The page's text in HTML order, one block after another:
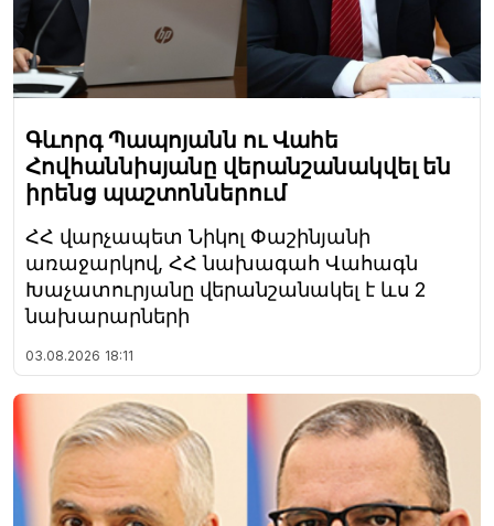
Գևորգ Պապոյանն ու Վահե
Հովհաննիսյանը վերանշանակվել են
իրենց պաշտոններում
ՀՀ վարչապետ Նիկոլ Փաշինյանի
առաջարկով, ՀՀ նախագահ Վահագն
Խաչատուրյանը վերանշանակել է ևս 2
նախարարների
03.08.2026 18:11